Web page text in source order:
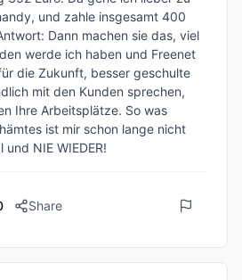
und zahle insgesamt 400
Dann machen sie das, viel
werde ich haben und Freenet
die Zukunft, besser geschulte
mit den Kunden sprechen,
Ihre Arbeitsplätze. So was
ist mir schon lange nicht
NIE WIEDER!
Share